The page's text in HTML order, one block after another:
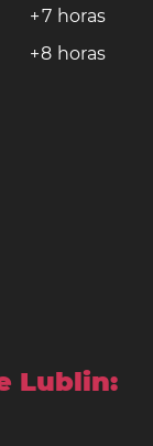
+7 horas
+8 horas
Lublin: